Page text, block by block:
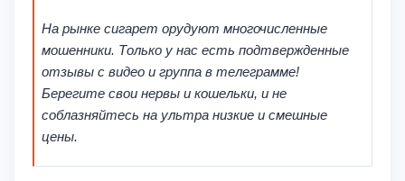
На рынке сигарет орудуют многочисленные
мошенники. Только у нас есть подтвержденные
отзывы с видео и группа в телеграмме!
Берегите свои нервы и кошельки, и не
соблазняйтесь на ультра низкие и смешные
цены.